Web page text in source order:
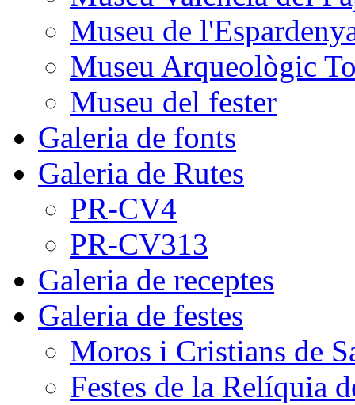
Museu de
Museu Arqueològic
Museu del fester
Galeria de fonts
Galeria de Rutes
PR-CV4
PR-CV313
Galeria de receptes
Galeria de festes
Moros i Cristians de
Festes de la Relíquia